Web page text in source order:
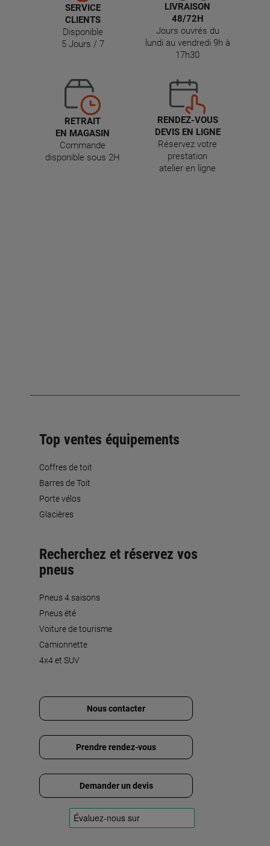
SERVICE
CLIENTS
Disponible
5 Jours / 7
LIVRAISON
48/72H
Jours ouvrés du
lundi au vendredi 9h à
17h30
RETRAIT
EN MAGASIN
Commande
disponible sous 2H
RENDEZ-VOUS
DEVIS EN LIGNE
Réservez votre
prestation
atelier en ligne
Top ventes équipements
Coffres de toit
Barres de Toit
Porte vélos
Glacières
Recherchez et réservez vos
pneus
Pneus 4 saisons
Pneus été
Voiture de tourisme
Camionnette
4x4 et SUV
Nous contacter
Prendre rendez-vous
Demander un devis